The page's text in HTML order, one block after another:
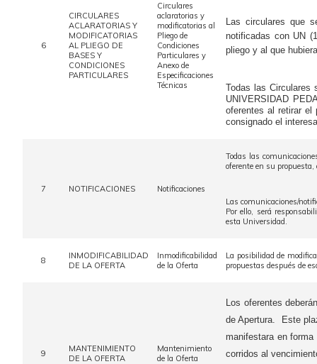
6
CIRCULARES
ACLARATORIAS Y
MODIFICATORIAS
AL PLIEGO DE
BASES Y
CONDICIONES
PARTICULARES
Circulares
aclaratorias y
modificatorias al
Pliego de
Condiciones
Particulares y
Anexo de
Especificaciones
Técnicas
Las circulares que
notificadas con UN
pliego y al que
Todas las Circulares
UNIVERSIDAD
oferentes al retirar el
consignado el
7 NOTIFICACIONES Notificaciones
Todas las
oferente en su
Las comunicaciones/
Por ello, será
esta Universidad.
8
INMODIFICABILIDAD
DE LA OFERTA
Inmodificabilidad
de la Oferta
La posibilidad de
propuestas después de
9
MANTENIMIENTO
DE LA OFERTA
Mantenimiento
de la Oferta
Los oferentes
de Apertura. Este
manifestara en
corridos al